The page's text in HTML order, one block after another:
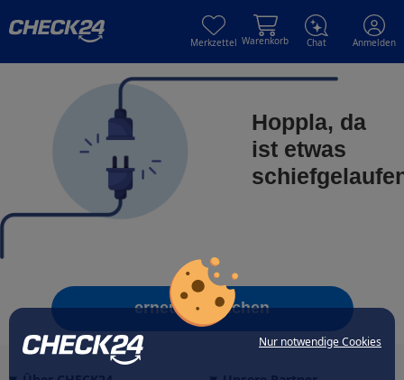
Nur notwendige Cookies
Merkzettel Warenkorb Chat Anmelden
Hoppla, da
ist etwas
erneut versuchen